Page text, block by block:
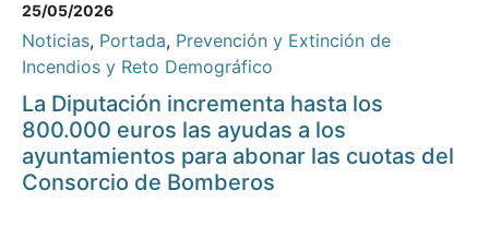
25/05/2026
Noticias, Portada, Prevención y Extinción de
Incendios y Reto Demográfico
La Diputación incrementa hasta los
800.000 euros las ayudas a los
ayuntamientos para abonar las cuotas del
Consorcio de Bomberos